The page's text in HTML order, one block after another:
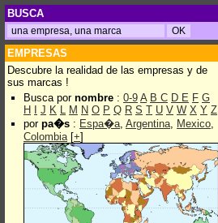
BUSCA
EMPRESAS
Descubre la realidad de las empresas y de
sus marcas !
Busca por nombre : 0-9 A B C D E F G
H
J K L M N O P Q R S T U V W X Y Z
por pa�s : Espa�a, Argentina, Mexico,
Colombia[+]